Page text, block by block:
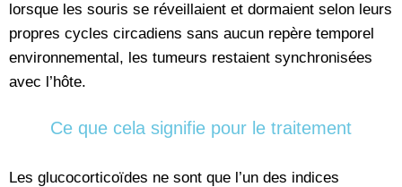
lorsque les souris se réveillaient et dormaient selon leurs
propres cycles circadiens sans aucun repère temporel
environnemental, les tumeurs restaient synchronisées
avec l’hôte.
Ce que cela signifie pour le traitement
Les glucocorticoïdes ne sont que l’un des indices